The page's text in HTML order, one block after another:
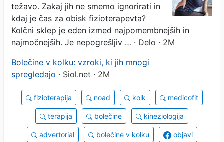
težavo. Zakaj jih ne smemo ignorirati in
kdaj je čas za obisk fizioterapevta?
Kolčni sklep je eden izmed najpomembnejših in
najmočnejših. Je nepogrešljiv … · Delo · 2M
Bolečine v kolku: vzroki, ki jih mnogi
spregledajo · Siol.net · 2M
fizioterapija noad kolk medicofit
terapija bolečine kineziologija
advertorial bolečine v kolku objavi